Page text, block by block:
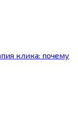
клика: почему